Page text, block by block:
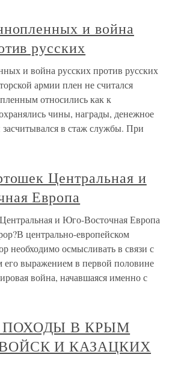
и война
русских
и война русских против русских
армии плен не считался
относились как к
чины, награды, денежное
засчитывался в стаж службы. При
Центральная и
Европа
и Юго-Восточная Европа
центрально-европейском
необходимо осмысливать в связи с
выражением в первой половине
война, начавшаяся именно с
В КРЫМ
И КАЗАЦКИХ